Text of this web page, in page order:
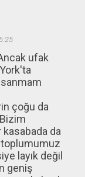
ufak
sanmam
çoğu da
da
toplumumuz
layık değil
geniş